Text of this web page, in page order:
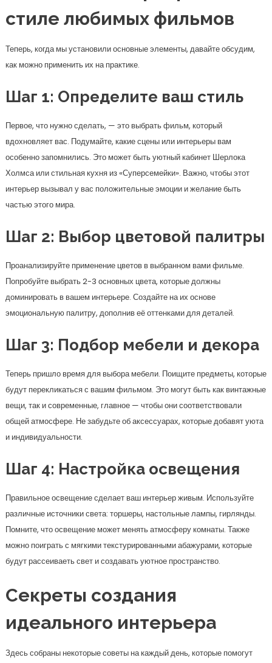
стиле любимых фильмов
Теперь, когда мы установили основные элементы, давайте обсудим,
как можно применить их на практике.
Шаг 1: Определите ваш стиль
Первое, что нужно сделать, — это выбрать фильм, который
вдохновляет вас. Подумайте, какие сцены или интерьеры вам
особенно запомнились. Это может быть уютный кабинет Шерлока
Холмса или стильная кухня из «Суперсемейки». Важно, чтобы этот
интерьер вызывал у вас положительные эмоции и желание быть
частью этого мира.
Шаг 2: Выбор цветовой палитры
Проанализируйте применение цветов в выбранном вами фильме.
Попробуйте выбрать 2-3 основных цвета, которые должны
доминировать в вашем интерьере. Создайте на их основе
эмоциональную палитру, дополнив её оттенками для деталей.
Шаг 3: Подбор мебели и декора
Теперь пришло время для выбора мебели. Поищите предметы, которые
будут перекликаться с вашим фильмом. Это могут быть как винтажные
вещи, так и современные, главное — чтобы они соответствовали
общей атмосфере. Не забудьте об аксессуарах, которые добавят уюта
и индивидуальности.
Шаг 4: Настройка освещения
Правильное освещение сделает ваш интерьер живым. Используйте
различные источники света: торшеры, настольные лампы, гирлянды.
Помните, что освещение может менять атмосферу комнаты. Также
можно поиграть с мягкими текстурированными абажурами, которые
будут рассеиваеть свет и создавать уютное пространство.
Секреты создания
идеального интерьера
Здесь собраны некоторые советы на каждый день, которые помогут